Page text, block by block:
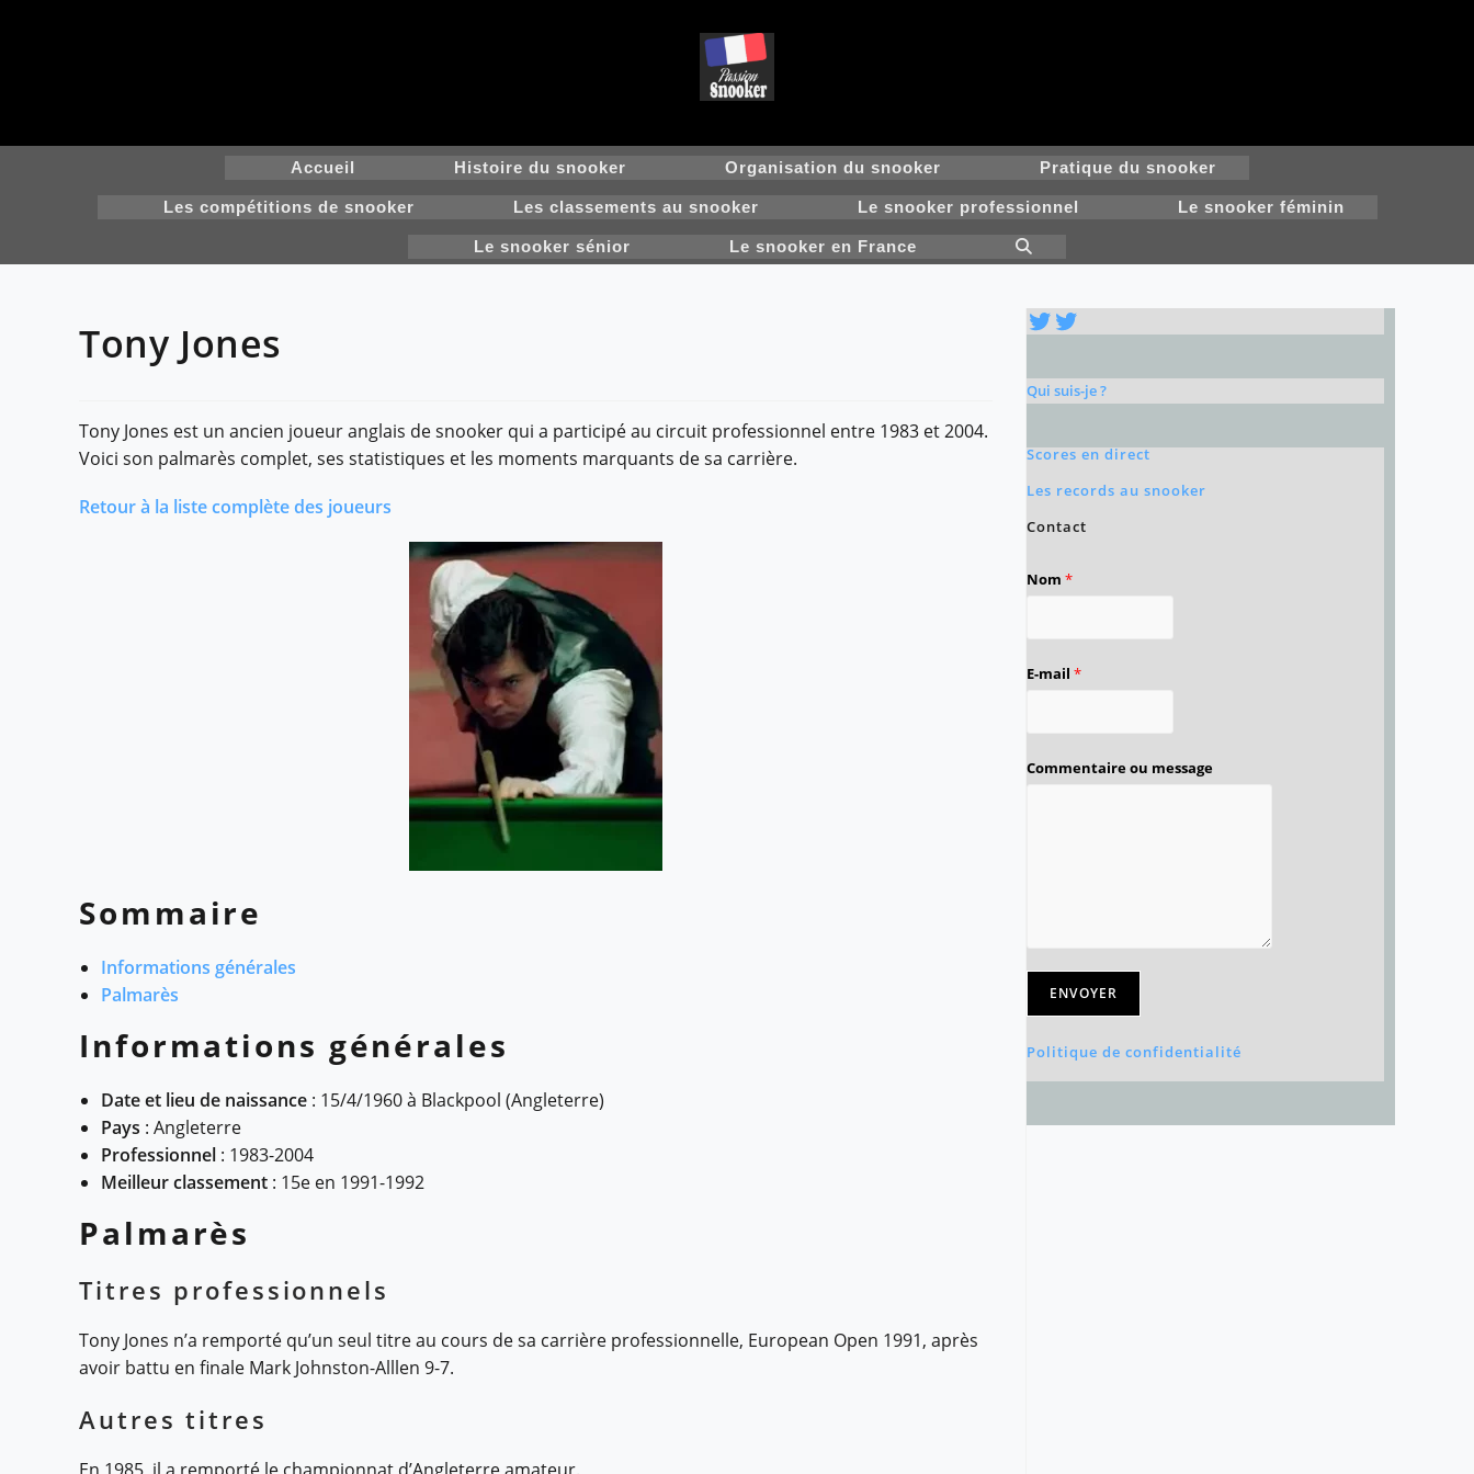
Accueil Histoire du snooker Organisation du snooker Pratique du snooker
Les compétitions de snooker Les classements au snooker Le snooker professionnel Le snooker féminin
Le snooker sénior Le snooker en France
Toggle
Tony Jones
Tony Jones est un ancien joueur anglais de snooker qui a participé au circuit professionnel entre 1983 et 2004.
Voici son palmarès complet, ses statistiques et les moments marquants de sa carrière.
Retour à la liste complète des joueurs
Sommaire
Informations générales
Palmarès
Informations générales
Date et lieu de naissance : 15/4/1960 à Blackpool (Angleterre)
Pays : Angleterre
Professionnel : 1983-2004
Meilleur classement : 15e en 1991-1992
Palmarès
Titres professionnels
Tony Jones n’a remporté qu’un seul titre au cours de sa carrière professionnelle, European Open 1991, après
avoir battu en finale Mark Johnston-Alllen 9-7.
Autres titres
En 1985, il a remporté le championnat d’Angleterre amateur.
Twitter
Twitter
Qui suis-je ?
Scores en direct
Les records au snooker
Contact
Nom *
E-mail *
Commentaire ou message
ENVOYER
Politique de confidentialité